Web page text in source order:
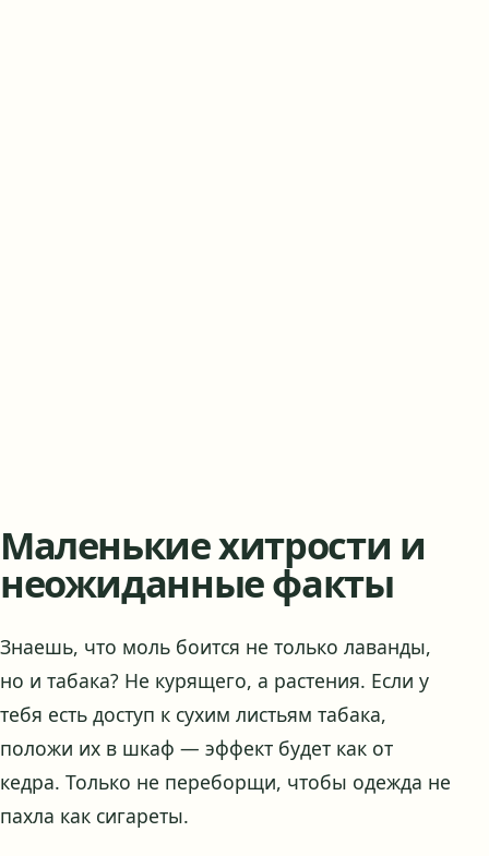
Маленькие хитрости и
неожиданные факты
Знаешь, что моль боится не только лаванды,
но и табака? Не курящего, а растения. Если у
тебя есть доступ к сухим листьям табака,
положи их в шкаф — эффект будет как от
кедра. Только не переборщи, чтобы одежда не
пахла как сигареты.